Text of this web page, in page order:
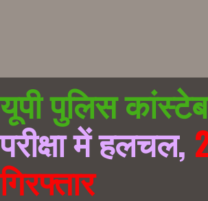
यूपी पुलिस
परीक्षा में हलचल,
गिरफ्तार